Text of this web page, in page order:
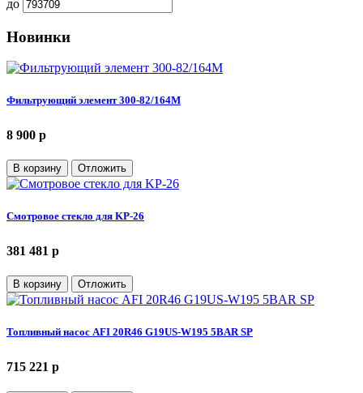
до
Новинки
Фильтрующий элемент 300-82/164М
8 900 p
В корзину Отложить
Смотровое стекло для KP-26
381 481 p
В корзину Отложить
Топливный насос AFI 20R46 G19US-W195 5BAR SP
715 221 p